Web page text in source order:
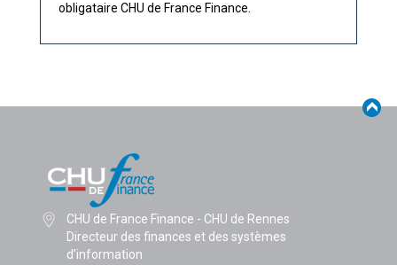
obligataire CHU de France Finance.
CHU de France Finance - CHU de Rennes
Directeur des finances et des systèmes
d’information